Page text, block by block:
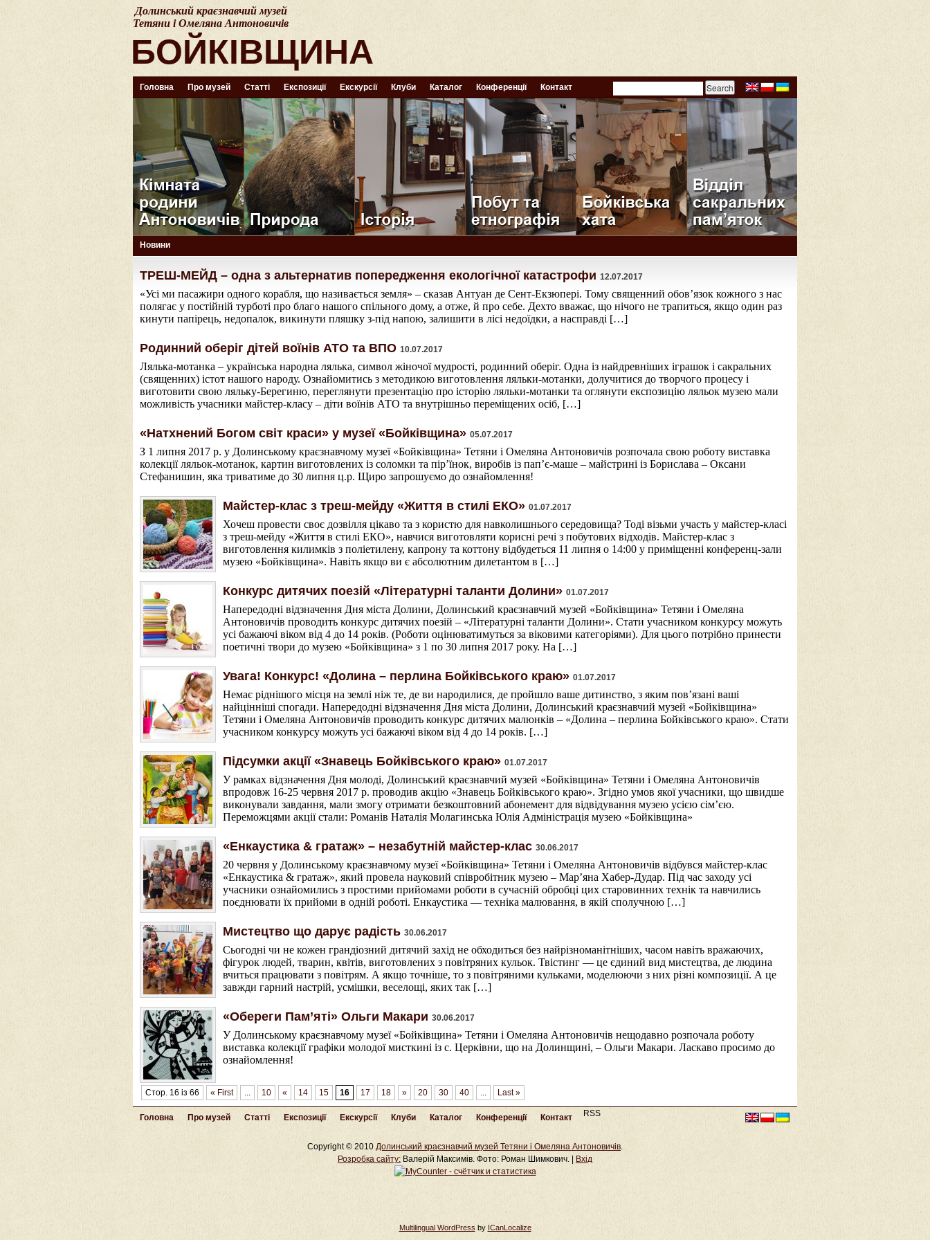
Долинський краєзнавчий музей
Тетяни і Омеляна Антоновичів
БОЙКІВЩИНА
Головна Про музей Статті Експозиції Екскурсії Клуби Каталог Конференції Контакт
Новини
ТРЕШ-МЕЙД – одна з альтернатив попередження екологічної катастрофи 12.07.2017
«Усі ми пасажири одного корабля, що називається земля» – сказав Антуан де Сент-Екзюпері. Тому священний обов’язок кожного з нас
полягає у постійній турботі про благо нашого спільного дому, а отже, й про себе. Дехто вважає, що нічого не трапиться, якщо один раз
кинути папірець, недопалок, викинути пляшку з-під напою, залишити в лісі недоїдки, а насправді […]
Родинний оберіг дітей воїнів АТО та ВПО 10.07.2017
Лялька-мотанка – українська народна лялька, символ жіночої мудрості, родинний оберіг. Одна із найдревніших іграшок і сакральних
(священних) істот нашого народу. Ознайомитись з методикою виготовлення ляльки-мотанки, долучитися до творчого процесу і
виготовити свою ляльку-Берегиню, переглянути презентацію про історію ляльки-мотанки та оглянути експозицію ляльок музею мали
можливість учасники майстер-класу – діти воїнів АТО та внутрішньо переміщених осіб, […]
«Натхнений Богом світ краси» у музеї «Бойківщина» 05.07.2017
З 1 липня 2017 р. у Долинському краєзнавчому музеї «Бойківщина» Тетяни і Омеляна Антоновичів розпочала свою роботу виставка
колекції ляльок-мотанок, картин виготовлених із соломки та пір’їнок, виробів із пап’є-маше – майстрині із Борислава – Оксани
Стефанишин, яка триватиме до 30 липня ц.р. Щиро запрошуємо до ознайомлення!
Майстер-клас з треш-мейду «Життя в стилі ЕКО» 01.07.2017
Хочеш провести своє дозвілля цікаво та з користю для навколишнього середовища? Тоді візьми участь у майстер-класі
з треш-мейду «Життя в стилі ЕКО», навчися виготовляти корисні речі з побутових відходів. Майстер-клас з
виготовлення килимків з поліетилену, капрону та коттону відбудеться 11 липня о 14:00 у приміщенні конференц-зали
музею «Бойківщина». Навіть якщо ви є абсолютним дилетантом в […]
Конкурс дитячих поезій «Літературні таланти Долини» 01.07.2017
Напередодні відзначення Дня міста Долини, Долинський краєзнавчий музей «Бойківщина» Тетяни і Омеляна
Антоновичів проводить конкурс дитячих поезій – «Літературні таланти Долини». Стати учасником конкурсу можуть
усі бажаючі віком від 4 до 14 років. (Роботи оцінюватимуться за віковими категоріями). Для цього потрібно принести
поетичні твори до музею «Бойківщина» з 1 по 30 липня 2017 року. На […]
Увага! Конкурс! «Долина – перлина Бойківського краю» 01.07.2017
Немає ріднішого місця на землі ніж те, де ви народилися, де пройшло ваше дитинство, з яким пов’язані ваші
найцінніші спогади. Напередодні відзначення Дня міста Долини, Долинський краєзнавчий музей «Бойківщина»
Тетяни і Омеляна Антоновичів проводить конкурс дитячих малюнків – «Долина – перлина Бойківського краю». Стати
учасником конкурсу можуть усі бажаючі віком від 4 до 14 років. […]
Підсумки акції «Знавець Бойківського краю» 01.07.2017
У рамках відзначення Дня молоді, Долинський краєзнавчий музей «Бойківщина» Тетяни і Омеляна Антоновичів
впродовж 16-25 червня 2017 р. проводив акцію «Знавець Бойківського краю». Згідно умов якої учасники, що швидше
виконували завдання, мали змогу отримати безкоштовний абонемент для відвідування музею усією сім’єю.
Переможцями акції стали: Романів Наталія Молагинська Юлія Адміністрація музею «Бойківщина»
«Енкаустика & гратаж» – незабутній майстер-клас 30.06.2017
20 червня у Долинському краєзнавчому музеї «Бойківщина» Тетяни і Омеляна Антоновичів відбувся майстер-клас
«Енкаустика & гратаж», який провела науковий співробітник музею – Мар’яна Хабер-Дудар. Під час заходу усі
учасники ознайомились з простими прийомами роботи в сучасній обробці цих старовинних технік та навчились
поєднювати їх прийоми в одній роботі. Енкаустика — техніка малювання, в якій сполучною […]
Мистецтво що дарує радість 30.06.2017
Сьогодні чи не кожен грандіозний дитячий захід не обходиться без найрізноманітніших, часом навіть вражаючих,
фігурок людей, тварин, квітів, виготовлених з повітряних кульок. Твістинг — це єдиний вид мистецтва, де людина
вчиться працювати з повітрям. А якщо точніше, то з повітряними кульками, моделюючи з них різні композиції. А це
завжди гарний настрій, усмішки, веселощі, яких так […]
«Обереги Пам’яті» Ольги Макари 30.06.2017
У Долинському краєзнавчому музеї «Бойківщина» Тетяни і Омеляна Антоновичів нещодавно розпочала роботу
виставка колекції графіки молодої мисткині із с. Церківни, що на Долинщині, – Ольги Макари. Ласкаво просимо до
ознайомлення!
Стор. 16 із 66 « First ... 10 « 14 15 16 17 18 » 20 30 40 ... Last »
Головна Про музей Статті Експозиції Екскурсії Клуби Каталог Конференції Контакт RSS
Copyright © 2010 Долинський краєзнавчий музей Тетяни і Омеляна Антоновичів.
Розробка cайту: Валерій Максимів. Фото: Роман Шимкович. | Вхід
Multilingual WordPress by ICanLocalize